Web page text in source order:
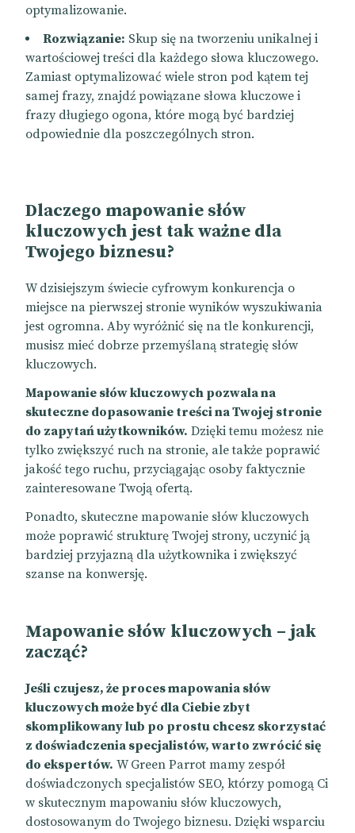
optymalizowanie.
Rozwiązanie: Skup się na tworzeniu unikalnej i
wartościowej treści dla każdego słowa kluczowego.
Zamiast optymalizować wiele stron pod kątem tej
samej frazy, znajdź powiązane słowa kluczowe i
frazy długiego ogona, które mogą być bardziej
odpowiednie dla poszczególnych stron.
Dlaczego mapowanie słów
kluczowych jest tak ważne dla
Twojego biznesu?
W dzisiejszym świecie cyfrowym konkurencja o
miejsce na pierwszej stronie wyników wyszukiwania
jest ogromna. Aby wyróżnić się na tle konkurencji,
musisz mieć dobrze przemyślaną strategię słów
kluczowych.
Mapowanie słów kluczowych pozwala na
skuteczne dopasowanie treści na Twojej stronie
do zapytań użytkowników. Dzięki temu możesz nie
tylko zwiększyć ruch na stronie, ale także poprawić
jakość tego ruchu, przyciągając osoby faktycznie
zainteresowane Twoją ofertą.
Ponadto, skuteczne mapowanie słów kluczowych
może poprawić strukturę Twojej strony, uczynić ją
bardziej przyjazną dla użytkownika i zwiększyć
szanse na konwersję.
Mapowanie słów kluczowych – jak
zacząć?
Jeśli czujesz, że proces mapowania słów
kluczowych może być dla Ciebie zbyt
skomplikowany lub po prostu chcesz skorzystać
z doświadczenia specjalistów, warto zwrócić się
do ekspertów. W Green Parrot mamy zespół
doświadczonych specjalistów SEO, którzy pomogą Ci
w skutecznym mapowaniu słów kluczowych,
dostosowanym do Twojego biznesu. Dzięki wsparciu